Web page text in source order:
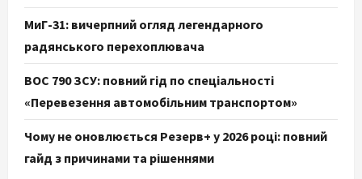
МиГ-31: вичерпний огляд легендарного
радянського перехоплювача
ВОС 790 ЗСУ: повний гід по спеціальності
«Перевезення автомобільним транспортом»
Чому не оновлюється Резерв+ у 2026 році: повний
гайд з причинами та рішеннями